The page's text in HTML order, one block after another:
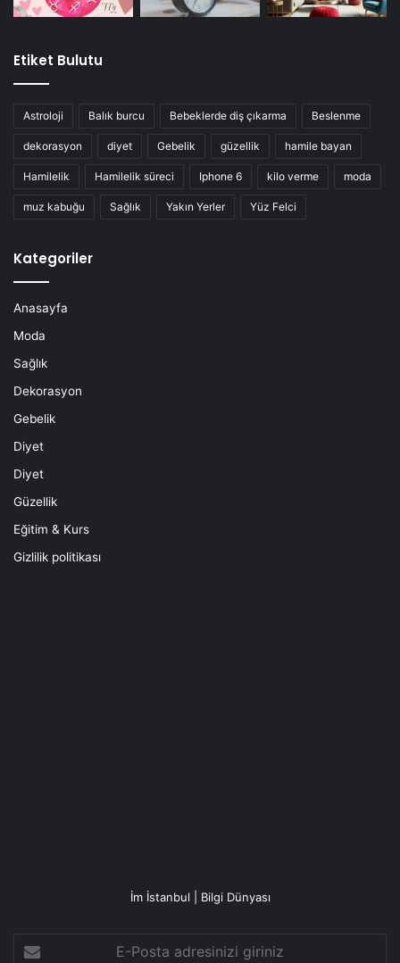
Etiket Bulutu
Astroloji Balık burcu Bebeklerde diş çıkarma Beslenme
dekorasyon diyet Gebelik güzellik hamile bayan
Hamilelik Hamilelik süreci Iphone 6 kilo verme moda
muz kabuğu Sağlık Yakın Yerler Yüz Felci
Kategoriler
Anasayfa
Moda
Sağlık
Dekorasyon
Gebelik
Diyet
Diyet
Güzellik
Eğitim & Kurs
Gizlilik politikası
İm İstanbul | Bilgi Dünyası